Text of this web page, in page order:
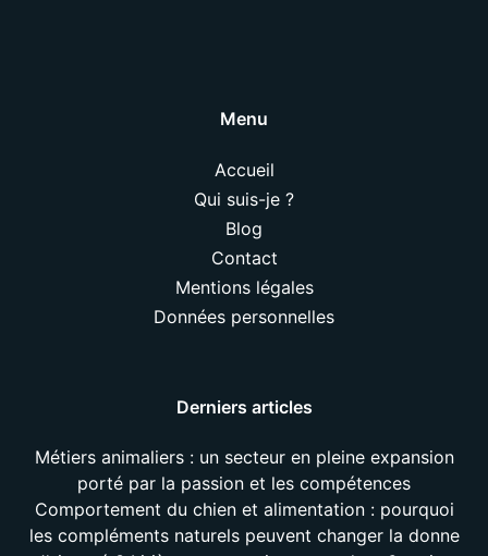
Menu
Accueil
Qui suis-je ?
Blog
Contact
Mentions légales
Données personnelles
Derniers articles
Métiers animaliers : un secteur en pleine expansion
porté par la passion et les compétences
Comportement du chien et alimentation : pourquoi
les compléments naturels peuvent changer la donne